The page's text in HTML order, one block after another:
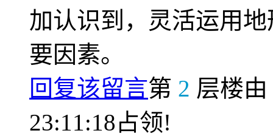
加认识到，灵活运用
要因素。
回复该留言第 2 层楼由
23:11:18占领!